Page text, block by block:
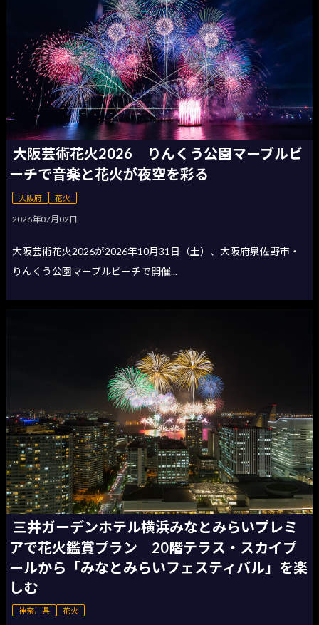
大阪芸術花火2026 りんくう公園マーブルビ
ーチで音楽と花火が夜空を彩る
大阪府 花火
2026年07月02日
大阪芸術花火2026が2026年10月31日（土）、大阪府泉佐野市・
りんくう公園マーブルビーチで開催...
三井ガーデンホテル横浜みなとみらいプレミ
アで花火鑑賞プラン 20階テラス・スカイプ
ールから「みなとみらいフェスティバル」を楽
しむ
神奈川県 花火